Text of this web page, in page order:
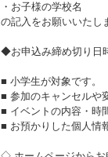
・お子様の学校名
の記入をお願いいたし
◆お申込み締め切り日
■ 小学生が対象です。
■ 参加のキャンセルや
■ イベントの内容・時
■ お預かりした個人情